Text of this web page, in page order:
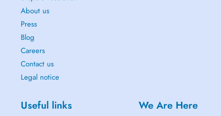
About us
Press
Blog
Careers
Contact us
Legal notice
Useful links We Are Here